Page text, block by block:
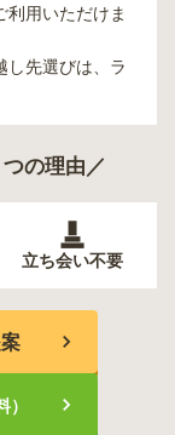
利用いただけま
し先選びは、ラ
つの理由／
立ち会い不要